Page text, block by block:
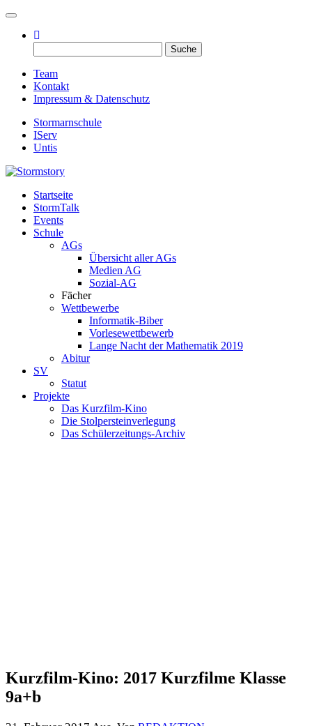
Toggle navigation
nach:
Team
Kontakt
Impressum & Datenschutz
Stormarnschule
IServ
Untis
Stormstory
Eure digitale Schülerzeitung
Startseite
StormTalk
Events
Schule
AGs
Übersicht aller AGs
Medien AG
Sozial-AG
Fächer
Wettbewerbe
Informatik-Biber
Vorlesewettbewerb
Lange Nacht der Mathematik 2019
Abitur
SV
Statut
Projekte
Das Kurzfilm-Kino
Die Stolpersteinverlegung
Das Schülerzeitungs-Archiv
Kurzfilm-Kino: 2017 Kurzfilme Klasse
9a+b